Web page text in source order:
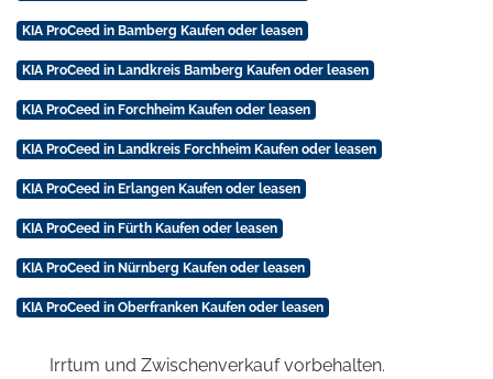
KIA ProCeed in Bamberg Kaufen oder leasen
KIA ProCeed in Landkreis Bamberg Kaufen oder leasen
KIA ProCeed in Forchheim Kaufen oder leasen
KIA ProCeed in Landkreis Forchheim Kaufen oder leasen
KIA ProCeed in Erlangen Kaufen oder leasen
KIA ProCeed in Fürth Kaufen oder leasen
KIA ProCeed in Nürnberg Kaufen oder leasen
KIA ProCeed in Oberfranken Kaufen oder leasen
Irrtum und Zwischenverkauf vorbehalten.